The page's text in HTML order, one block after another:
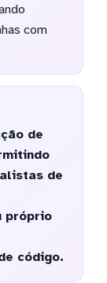
com
de
de
próprio
código.